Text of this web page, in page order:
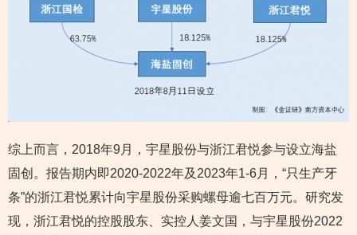
综上而言，2018年9月，宇星股份与浙江君悦参与设立海盐
固创。报告期内即2020-2022年及2023年1-6月，“只生产牙
条”的浙江君悦累计向宇星股份采购螺母逾七百万元。研究发
现，浙江君悦的控股股东、实控人姜文国，与宇星股份2022